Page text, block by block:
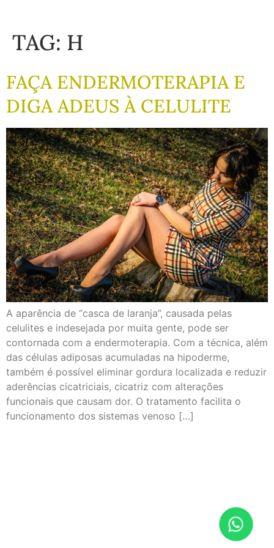
TAG: H
FAÇA ENDERMOTERAPIA E
DIGA ADEUS À CELULITE
A aparência de “casca de laranja”, causada pelas
celulites e indesejada por muita gente, pode ser
contornada com a endermoterapia. Com a técnica, além
das células adiposas acumuladas na hipoderme,
também é possível eliminar gordura localizada e reduzir
aderências cicatriciais, cicatriz com alterações
funcionais que causam dor. O tratamento facilita o
funcionamento dos sistemas venoso […]